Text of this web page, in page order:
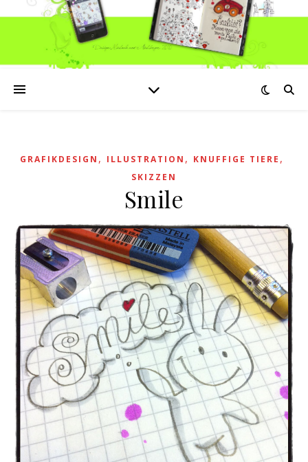
GRAFIKDESIGN , ILLUSTRATION , KNUFFIGE TIERE ,
SKIZZEN
Smile